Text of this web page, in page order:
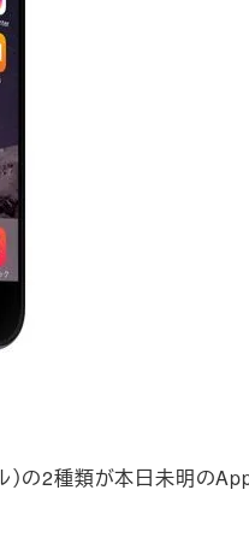
の2種類が本日未明の